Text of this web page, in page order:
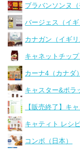
ブラバンソンヌ（
バージェス（イギ
カナガン（イギリ
キャネットチップ
カーナ4（カナダ）
キャスター&ポラ
【販売終了】キ
キャティト レシ
コンボ（日本）